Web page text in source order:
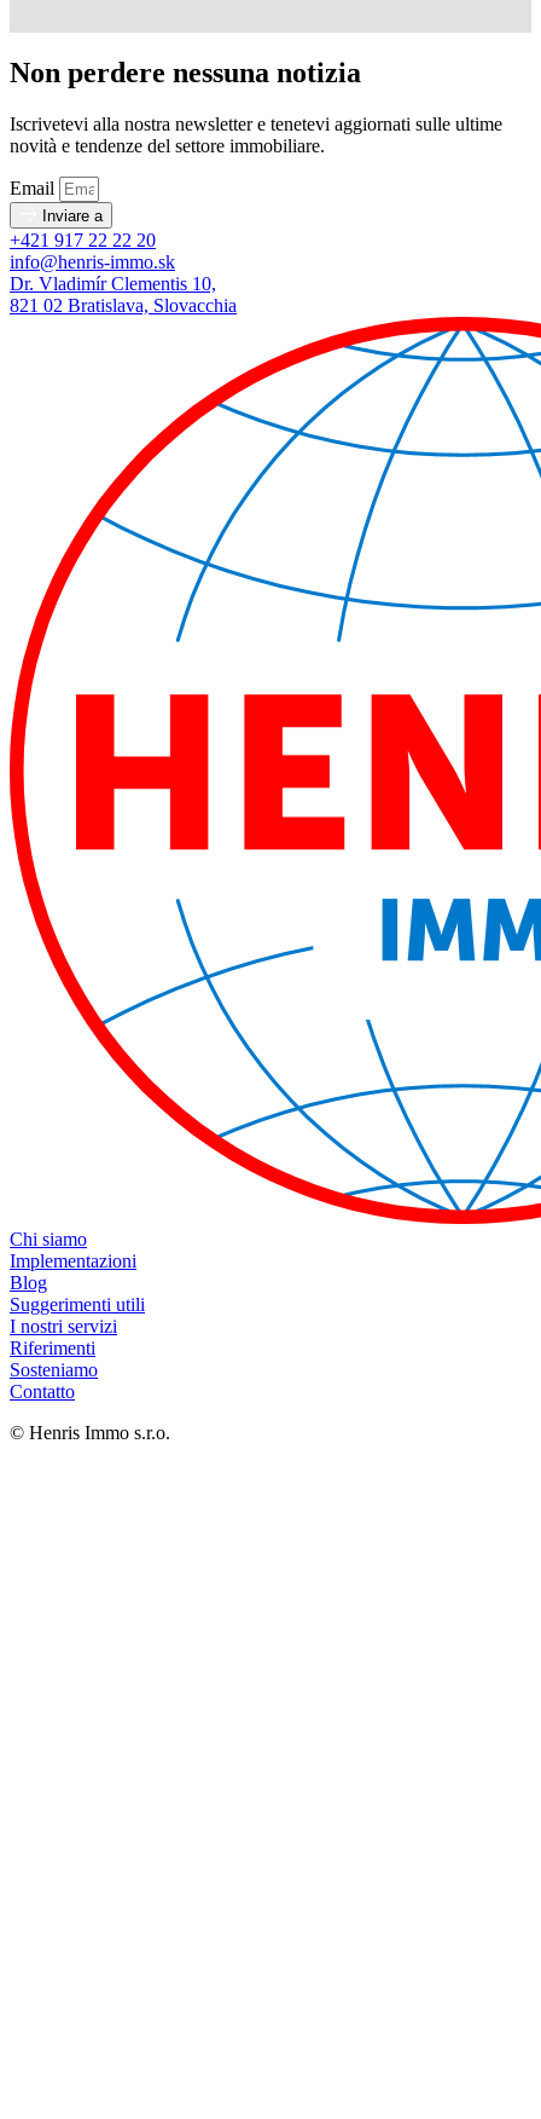
Non perdere nessuna notizia
Iscrivetevi alla nostra newsletter e tenetevi aggiornati sulle ultime
novità e tendenze del settore immobiliare.
Email
Inviare a
+421 917 22 22 20
info@henris-immo.sk
Dr. Vladimír Clementis 10,
821 02 Bratislava, Slovacchia
Chi siamo
Implementazioni
Blog
Suggerimenti utili
I nostri servizi
Riferimenti
Sosteniamo
Contatto
© Henris Immo s.r.o.